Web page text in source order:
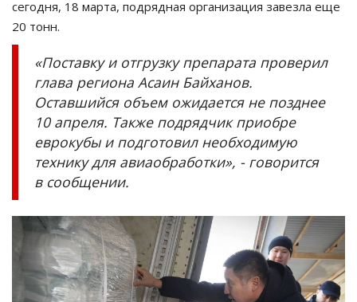
сегодня, 18 марта, подрядная организация завезла еще
20 тонн.
«Поставку и отгрузку препарата проверил
глава региона Асаин Байханов.
Оставшийся объем ожидается не позднее
10 апреля. Также подрядчик приобре
еврокубы и подготовил необходимую
технику для авиаобработки», - говорится
в сообщении.